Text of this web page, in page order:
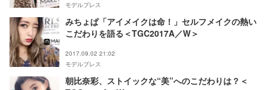
モデルプレス
みちょぱ「アイメイクは命！」セルフメイクの熱い
こだわりを語る＜TGC2017A／W＞
2017.09.02 21:02
モデルプレス
朝比奈彩、ストイックな“美”へのこだわりは？＜